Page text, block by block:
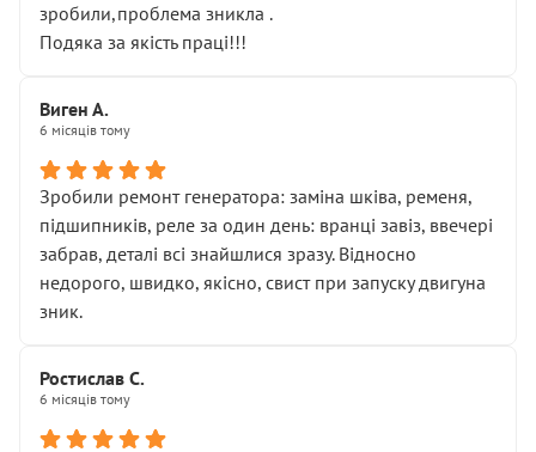
зробили,проблема зникла .
Подяка за якість праці!!!
Виген А.
6 місяців тому
Зробили ремонт генератора: заміна шківа, ременя,
підшипників, реле за один день: вранці завіз, ввечері
забрав, деталі всі знайшлися зразу. Відносно
недорого, швидко, якісно, свист при запуску двигуна
зник.
Ростислав С.
6 місяців тому